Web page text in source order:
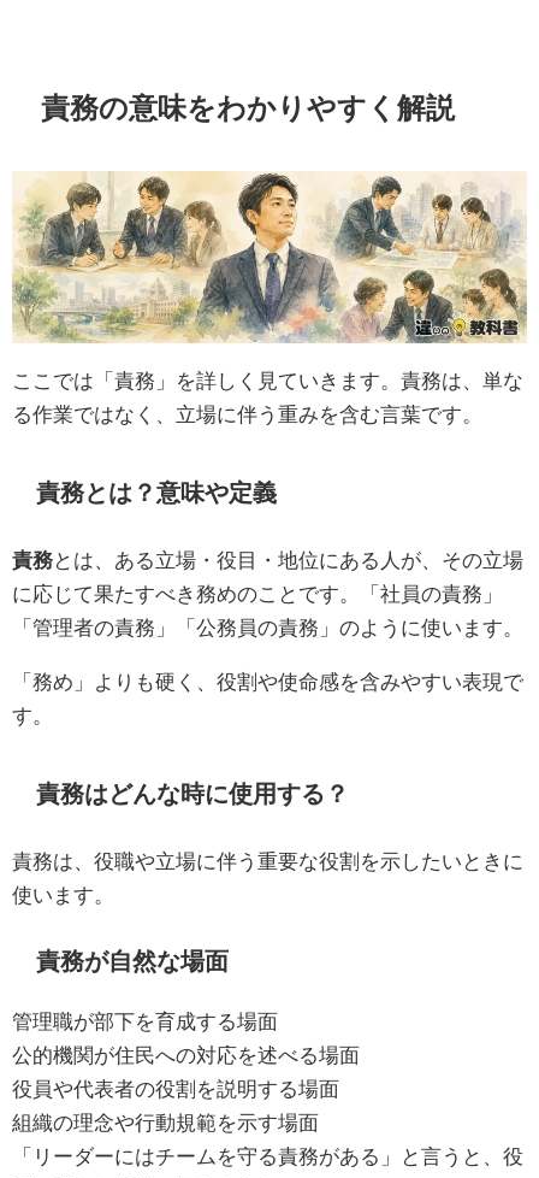
責務の意味をわかりやすく解説
ここでは「責務」を詳しく見ていきます。責務は、単な
る作業ではなく、立場に伴う重みを含む言葉です。
責務とは？意味や定義
責務とは、ある立場・役目・地位にある人が、その立場
に応じて果たすべき務めのことです。「社員の責務」
「管理者の責務」「公務員の責務」のように使います。
「務め」よりも硬く、役割や使命感を含みやすい表現で
す。
責務はどんな時に使用する？
責務は、役職や立場に伴う重要な役割を示したいときに
使います。
責務が自然な場面
管理職が部下を育成する場面
公的機関が住民への対応を述べる場面
役員や代表者の役割を説明する場面
組織の理念や行動規範を示す場面
「リーダーにはチームを守る責務がある」と言うと、役